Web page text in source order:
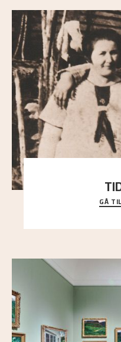
Bli kjent med
ettermæle i en
GÅ